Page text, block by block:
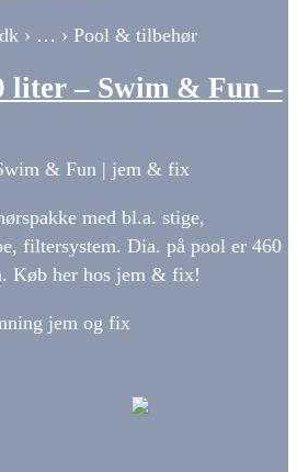
› … › Pool & tilbehør
liter – Swim & Fun –
& Fun | jem & fix
med bl.a. stige,
filtersystem. Dia. på pool er 460
Køb her hos jem & fix!
jem og fix